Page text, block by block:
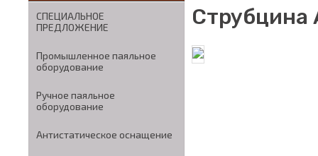
СПЕЦИАЛЬНОЕ
ПРЕДЛОЖЕНИЕ
Промышленное паяльное
оборудование
Ручное паяльное
оборудование
Антистатическое оснащение
Струбцина